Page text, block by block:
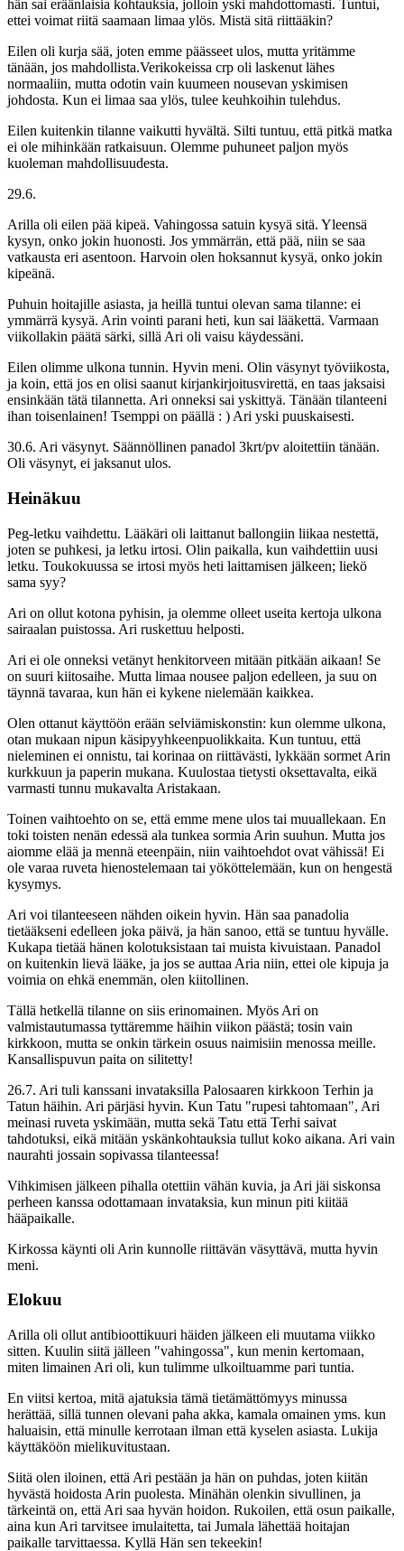
hän sai eräänlaisia kohtauksia, jolloin yski mahdottomasti. Tuntui,
ettei voimat riitä saamaan limaa ylös. Mistä sitä riittääkin?
Eilen oli kurja sää, joten emme päässeet ulos, mutta yritämme
tänään, jos mahdollista.Verikokeissa crp oli laskenut lähes
normaaliin, mutta odotin vain kuumeen nousevan yskimisen
johdosta. Kun ei limaa saa ylös, tulee keuhkoihin tulehdus.
Eilen kuitenkin tilanne vaikutti hyvältä. Silti tuntuu, että pitkä matka
ei ole mihinkään ratkaisuun. Olemme puhuneet paljon myös
kuoleman mahdollisuudesta.
29.6.
Arilla oli eilen pää kipeä. Vahingossa satuin kysyä sitä. Yleensä
kysyn, onko jokin huonosti. Jos ymmärrän, että pää, niin se saa
vatkausta eri asentoon. Harvoin olen hoksannut kysyä, onko jokin
kipeänä.
Puhuin hoitajille asiasta, ja heillä tuntui olevan sama tilanne: ei
ymmärrä kysyä. Arin vointi parani heti, kun sai lääkettä. Varmaan
viikollakin päätä särki, sillä Ari oli vaisu käydessäni.
Eilen olimme ulkona tunnin. Hyvin meni. Olin väsynyt työviikosta,
ja koin, että jos en olisi saanut kirjankirjoitusvirettä, en taas jaksaisi
ensinkään tätä tilannetta. Ari onneksi sai yskittyä. Tänään tilanteeni
ihan toisenlainen! Tsemppi on päällä : ) Ari yski puuskaisesti.
30.6. Ari väsynyt. Säännöllinen panadol 3krt/pv aloitettiin tänään.
Oli väsynyt, ei jaksanut ulos.
Heinäkuu
Peg-letku vaihdettu. Lääkäri oli laittanut ballongiin liikaa nestettä,
joten se puhkesi, ja letku irtosi. Olin paikalla, kun vaihdettiin uusi
letku. Toukokuussa se irtosi myös heti laittamisen jälkeen; liekö
sama syy?
Ari on ollut kotona pyhisin, ja olemme olleet useita kertoja ulkona
sairaalan puistossa. Ari ruskettuu helposti.
Ari ei ole onneksi vetänyt henkitorveen mitään pitkään aikaan! Se
on suuri kiitosaihe. Mutta limaa nousee paljon edelleen, ja suu on
täynnä tavaraa, kun hän ei kykene nielemään kaikkea.
Olen ottanut käyttöön erään selviämiskonstin: kun olemme ulkona,
otan mukaan nipun käsipyyhkeenpuolikkaita. Kun tuntuu, että
nieleminen ei onnistu, tai korinaa on riittävästi, lykkään sormet Arin
kurkkuun ja paperin mukana. Kuulostaa tietysti oksettavalta, eikä
varmasti tunnu mukavalta Aristakaan.
Toinen vaihtoehto on se, että emme mene ulos tai muuallekaan. En
toki toisten nenän edessä ala tunkea sormia Arin suuhun. Mutta jos
aiomme elää ja mennä eteenpäin, niin vaihtoehdot ovat vähissä! Ei
ole varaa ruveta hienostelemaan tai yököttelemään, kun on hengestä
kysymys.
Ari voi tilanteeseen nähden oikein hyvin. Hän saa panadolia
tietääkseni edelleen joka päivä, ja hän sanoo, että se tuntuu hyvälle.
Kukapa tietää hänen kolotuksistaan tai muista kivuistaan. Panadol
on kuitenkin lievä lääke, ja jos se auttaa Aria niin, ettei ole kipuja ja
voimia on ehkä enemmän, olen kiitollinen.
Tällä hetkellä tilanne on siis erinomainen. Myös Ari on
valmistautumassa tyttäremme häihin viikon päästä; tosin vain
kirkkoon, mutta se onkin tärkein osuus naimisiin menossa meille.
Kansallispuvun paita on silitetty!
26.7. Ari tuli kanssani invataksilla Palosaaren kirkkoon Terhin ja
Tatun häihin. Ari pärjäsi hyvin. Kun Tatu "rupesi tahtomaan", Ari
meinasi ruveta yskimään, mutta sekä Tatu että Terhi saivat
tahdotuksi, eikä mitään yskänkohtauksia tullut koko aikana. Ari vain
naurahti jossain sopivassa tilanteessa!
Vihkimisen jälkeen pihalla otettiin vähän kuvia, ja Ari jäi siskonsa
perheen kanssa odottamaan invataksia, kun minun piti kiitää
hääpaikalle.
Kirkossa käynti oli Arin kunnolle riittävän väsyttävä, mutta hyvin
meni.
Elokuu
Arilla oli ollut antibioottikuuri häiden jälkeen eli muutama viikko
sitten. Kuulin siitä jälleen "vahingossa", kun menin kertomaan,
miten limainen Ari oli, kun tulimme ulkoiltuamme pari tuntia.
En viitsi kertoa, mitä ajatuksia tämä tietämättömyys minussa
herättää, sillä tunnen olevani paha akka, kamala omainen yms. kun
haluaisin, että minulle kerrotaan ilman että kyselen asiasta. Lukija
käyttäköön mielikuvitustaan.
Siitä olen iloinen, että Ari pestään ja hän on puhdas, joten kiitän
hyvästä hoidosta Arin puolesta. Minähän olenkin sivullinen, ja
tärkeintä on, että Ari saa hyvän hoidon. Rukoilen, että osun paikalle,
aina kun Ari tarvitsee imulaitetta, tai Jumala lähettää hoitajan
paikalle tarvittaessa. Kyllä Hän sen tekeekin!